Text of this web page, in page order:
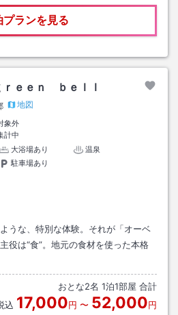
プランを見る
ｅｅｎ ｂｅｌｌ
地図
象外
計中
大浴場あり
温泉
駐車場あり
うな、特別な体験。それが「オーベ
役は“食”。地元の食材を使った本格
おとな2名 1泊1部屋 合計
込 17,000円 〜 52,000円